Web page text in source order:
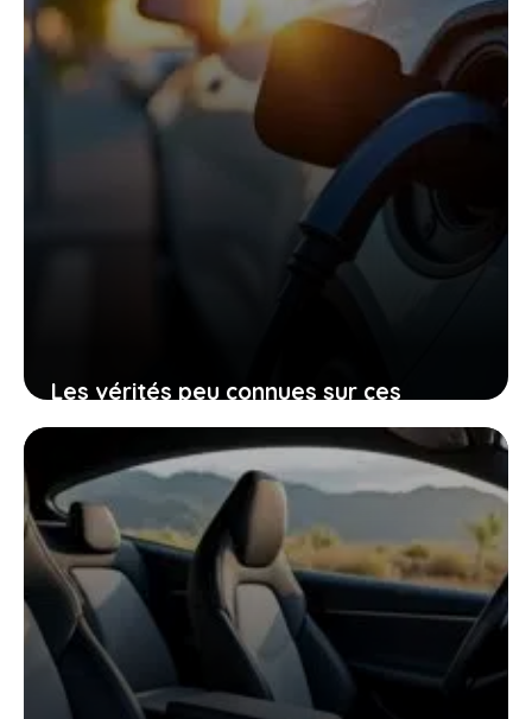
Les vérités peu connues sur ces
voitures électriques françaises
presque invendables sur le marché de
l’occasion
26 janvier 2026